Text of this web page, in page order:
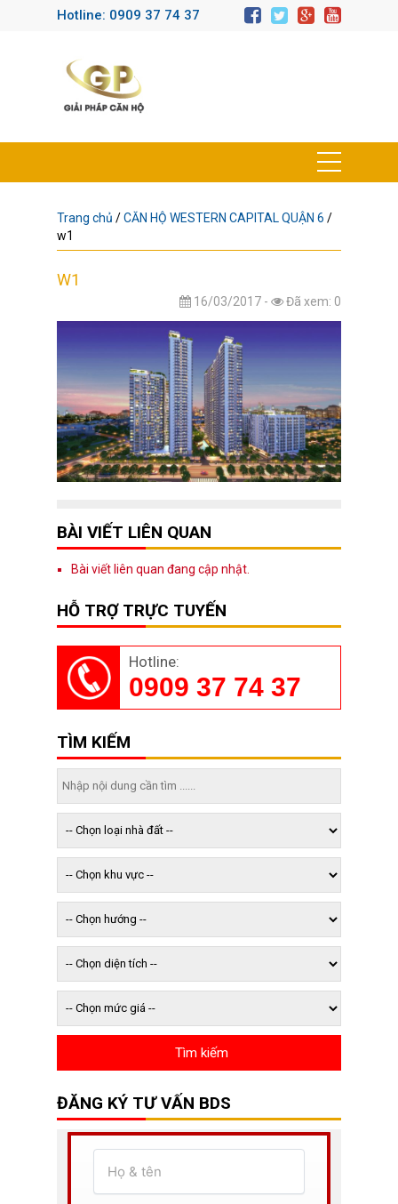
Hotline: 0909 37 74 37
Trang chủ /CĂN HỘ WESTERN CAPITAL QUẬN 6 /
w1
W1
16/03/2017 - Đã xem: 0
BÀI VIẾT LIÊN QUAN
Bài viết liên quan đang cập nhật.
HỖ TRỢ TRỰC TUYẾN
Hotline:
0909 37 74 37
TÌM KIẾM
ĐĂNG KÝ TƯ VẤN BDS